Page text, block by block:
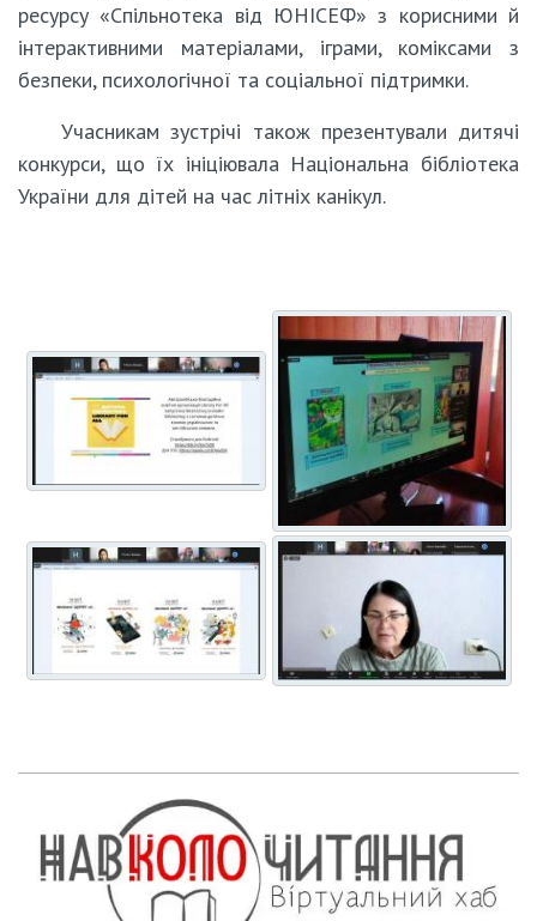
ресурсу «Спільнотека від ЮНІСЕФ» з корисними й
інтерактивними матеріалами, іграми, коміксами з
безпеки, психологічної та соціальної підтримки.
Учасникам зустрічі також презентували дитячі
конкурси, що їх ініціювала Національна бібліотека
України для дітей на час літніх канікул.